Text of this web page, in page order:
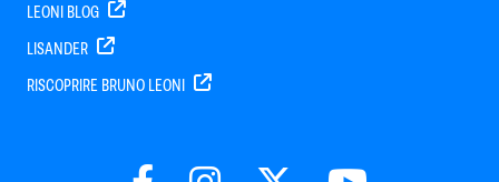
LEONI BLOG
LISANDER
RISCOPRIRE BRUNO LEONI